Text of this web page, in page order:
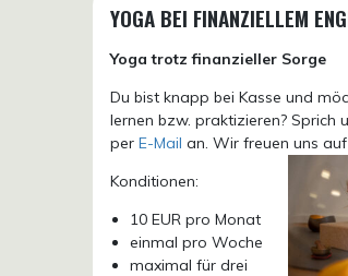
YOGA BEI FINANZIELLEM
Yoga trotz finanzieller Sorge
Du bist knapp bei Kasse und
lernen bzw. praktizieren? Sprich
perE-Mail an. Wir freuen uns
Konditionen:
10 EUR pro Monat
einmal pro Woche
maximal für drei